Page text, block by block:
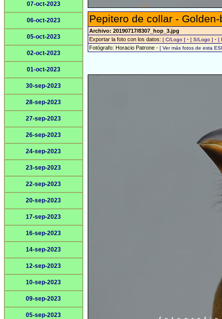
07-oct-2023
06-oct-2023
05-oct-2023
02-oct-2023
01-oct-2023
30-sep-2023
28-sep-2023
27-sep-2023
26-sep-2023
24-sep-2023
23-sep-2023
22-sep-2023
20-sep-2023
17-sep-2023
16-sep-2023
14-sep-2023
12-sep-2023
10-sep-2023
09-sep-2023
05-sep-2023
Pepitero de collar -
Archivo: 20190717/8307_hop_3.jpg
Exportar la foto con los datos: [ C/Logo ] - [ S/Logo ] - [
Fotógrafo: Horacio Patrone - [ Ver más fotos de esta